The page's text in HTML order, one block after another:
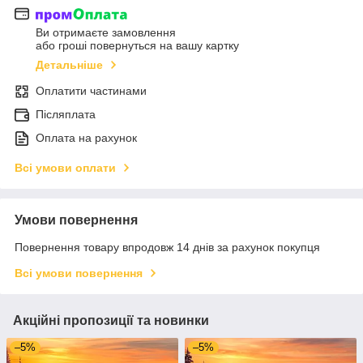
Ви отримаєте замовлення
або гроші повернуться на вашу картку
Детальніше
Оплатити частинами
Післяплата
Оплата на рахунок
Всі умови оплати
Умови повернення
Повернення товару впродовж 14 днів за рахунок покупця
Всі умови повернення
Акційні пропозиції та новинки
–5% –5%